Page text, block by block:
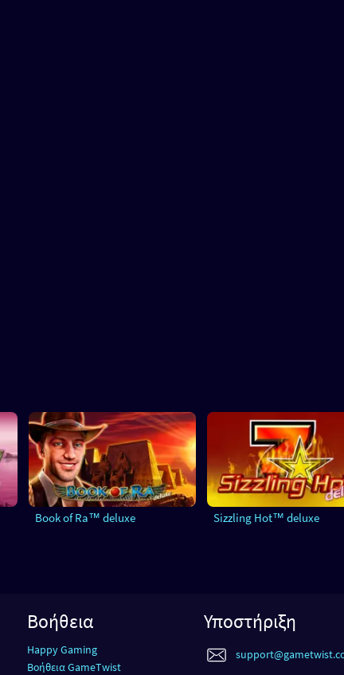
Book of Ra™ deluxe Sizzling Hot™ deluxe
Βοήθεια
Happy Gaming
Βοήθεια GameTwist
Υποστήριξη